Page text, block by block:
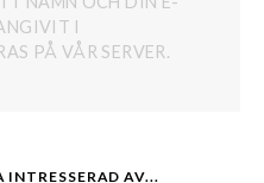
I
PÅ VÅR SERVER.
INTRESSERAD AV...